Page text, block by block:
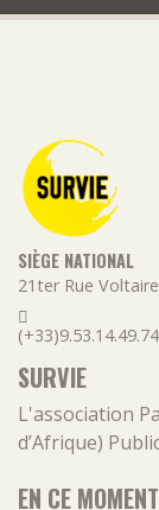
SIÈGE NATIONAL
21ter Rue Voltaire
(+33)9.53.14.49.74
SURVIE
L'association
d’Afrique)
EN CE MOMENT